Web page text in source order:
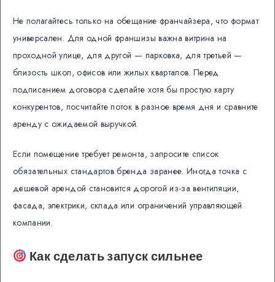
Не полагайтесь только на обещание франчайзера, что формат
универсален. Для одной франшизы важна витрина на
проходной улице, для другой — парковка, для третьей —
близость школ, офисов или жилых кварталов. Перед
подписанием договора сделайте хотя бы простую карту
конкурентов, посчитайте поток в разное время дня и сравните
аренду с ожидаемой выручкой.
Если помещение требует ремонта, запросите список
обязательных стандартов бренда заранее. Иногда точка с
дешевой арендой становится дорогой из-за вентиляции,
фасада, электрики, склада или ограничений управляющей
компании.
Как сделать запуск сильнее